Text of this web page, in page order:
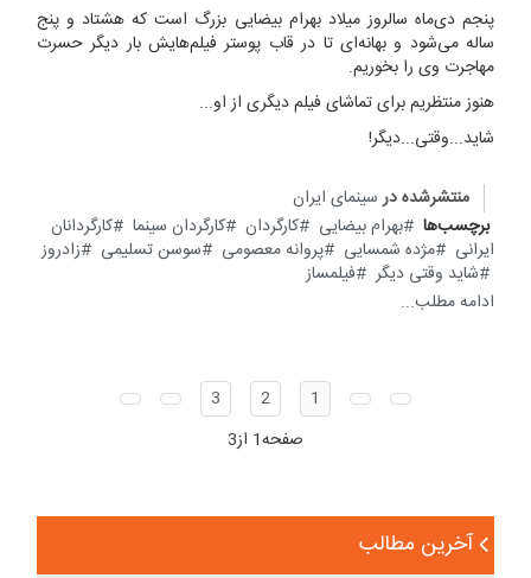
پنجم دی‌ماه سالروز میلاد بهرام بیضایی بزرگ است که هشتاد و پنج
ساله می‌شود و بهانه‌ای تا در قاب پوستر فیلم‌هایش بار دیگر حسرت
مهاجرت وی را بخوریم.
هنوز منتظریم برای تماشای فیلم دیگری از او...
شاید...وقتی...دیگر!
منتشرشده در سینمای ایران
برچسب‌ها
بهرام بیضایی کارگردان کارگردان سینما
کارگردانان
ایرانی
مژده شمسایی پروانه معصومی سوسن تسلیمی
زادروز
شاید وقتی دیگر
فیلمساز
ادامه مطلب...
1
2
3
صفحه1 از3
آخرین مطالب